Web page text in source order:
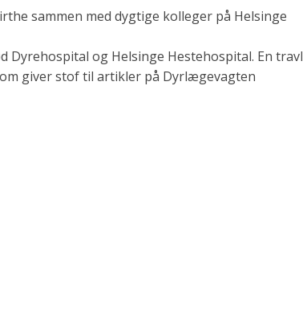
sammen med dygtige kolleger på Helsinge
Dyrehospital og Helsinge Hestehospital. En travl
giver stof til artikler på Dyrlægevagten